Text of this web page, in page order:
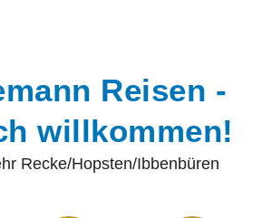
Reisen -
willkommen!
Recke/Hopsten/Ibbenbüren